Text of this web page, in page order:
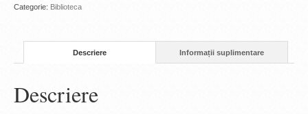
Categorie: Biblioteca
Descriere Informații suplimentare
Descriere